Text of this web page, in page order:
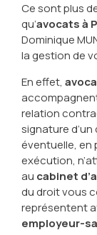
Ce sont plus
qu’avocats à
Dominique
la gestion de
En effet,
relation
signature
éventuelle, en
exécution,
au cabinet
du droit vous
représentent
employeur-